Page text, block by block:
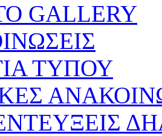
GALLERY
ΤΥΠΟΥ